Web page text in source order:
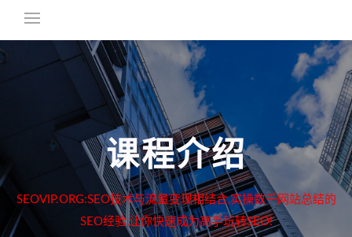
课程介绍
SEOVIP.ORG:SEO技术与流量变现相结合,实操数千网站总结的
SEO经验,让你快速成为高手玩转SEO!